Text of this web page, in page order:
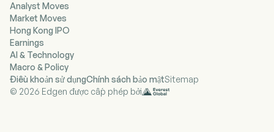
Bộ phận Bảo hiểm Nhân thọ bao gồm các sản
phẩm bảo hiểm nhân thọ theo kỳ hạn và bảo hiểm
nhân thọ phổ thông tại Hoa Kỳ. Bộ phận Thị trường
Tổ chức bao gồm các sản phẩm gói giá trị ổn
định (SVW), niên kim thanh toán có cấu trúc và
chuyển giao rủi ro hưu trí (PRT), hợp đồng đầu tư
đảm bảo (GICs) và các sản phẩm thị trường
doanh nghiệp.
Analyst Moves
Market Moves
Hong Kong IPO
Earnings
AI & Technology
Macro & Policy
Điều khoản sử dụngChính sách bảo mậtSitemap
© 2026 Edgen được cấp phép bởi